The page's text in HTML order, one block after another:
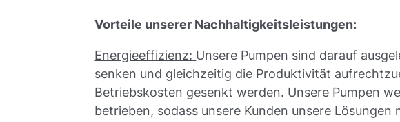
Vorteile unserer Nachhaltigkeitsleistungen:
Energieeffizienz: Unsere Pumpen sind darauf
senken und gleichzeitig die Produktivität
Betriebskosten gesenkt werden. Unsere Pumpen
betrieben, sodass unsere Kunden unsere